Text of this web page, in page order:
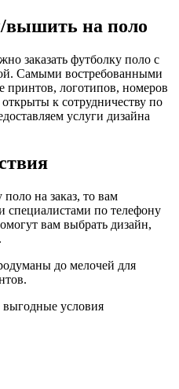
вышить на поло
заказать футболку поло с
Самыми востребованными
принтов, логотипов, номеров
к сотрудничеству по
услуги дизайна
на заказ, то вам
специалистами по телефону
вам выбрать дизайн,
до мелочей для
выгодные условия